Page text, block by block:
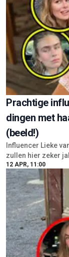
Prachtige
dingen met
(beeld!)
Influencer Lieke
zullen hier zeker
12 APR, 11:00